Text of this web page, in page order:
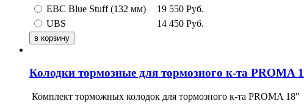
EBC Blue Stuff (132 мм)
19 550 Руб.
UBS
14 450 Руб.
Колодки тормозные для тормозного к-та PROMA
Комплект торможных колодок для тормозного к-та PROMA